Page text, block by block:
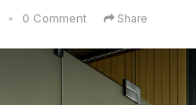
• 0 Comment Share